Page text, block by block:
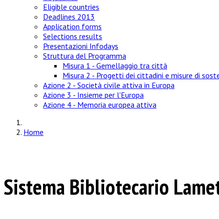
Eligible countries
Deadlines 2013
Application forms
Selections results
Presentazioni Infodays
Struttura del Programma
Misura 1 - Gemellaggio tra città
Misura 2 - Progetti dei cittadini e misure di
Azione 2 - Società civile attiva in Europa
Azione 3 - Insieme per l'Europa
Azione 4 - Memoria europea attiva
Home
Sistema Bibliotecario